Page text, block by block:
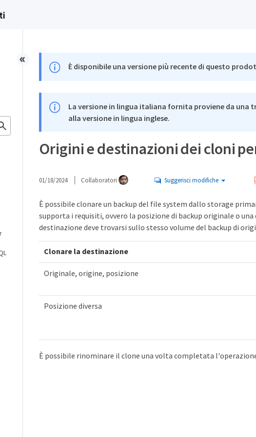
È disponibile una versione più recente di questo
La versione in lingua italiana fornita proviene da
alla versione in lingua inglese.
Origini e destinazioni dei cloni
01/18/2024 Collaboratori Suggerisci modifiche
È possibile clonare un backup del file system dallo storage
supporta i requisiti, ovvero la posizione di backup originale o
destinazione deve trovarsi sullo stesso volume del backup di
Clonare la destinazione
Originale, origine, posizione
Posizione diversa
È possibile rinominare il clone una volta completata